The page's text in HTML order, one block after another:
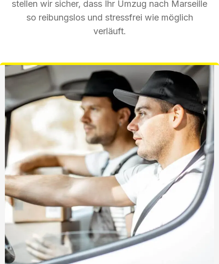
stellen wir sicher, dass Ihr Umzug nach Marseille
so reibungslos und stressfrei wie möglich
verläuft.